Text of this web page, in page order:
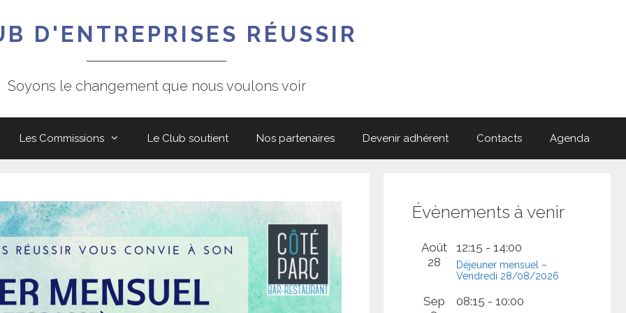
D'ENTREPRISES RÉUSSIR
Soyons le changement que nous voulons voir
Les Commissions Le Club soutient Nos partenaires Devenir adhérent Contacts Agenda
Évènements à venir
Août
28
12:15 - 14:00
Déjeuner mensuel –
Vendredi 28/08/2026
Sep
08:15 - 10:00